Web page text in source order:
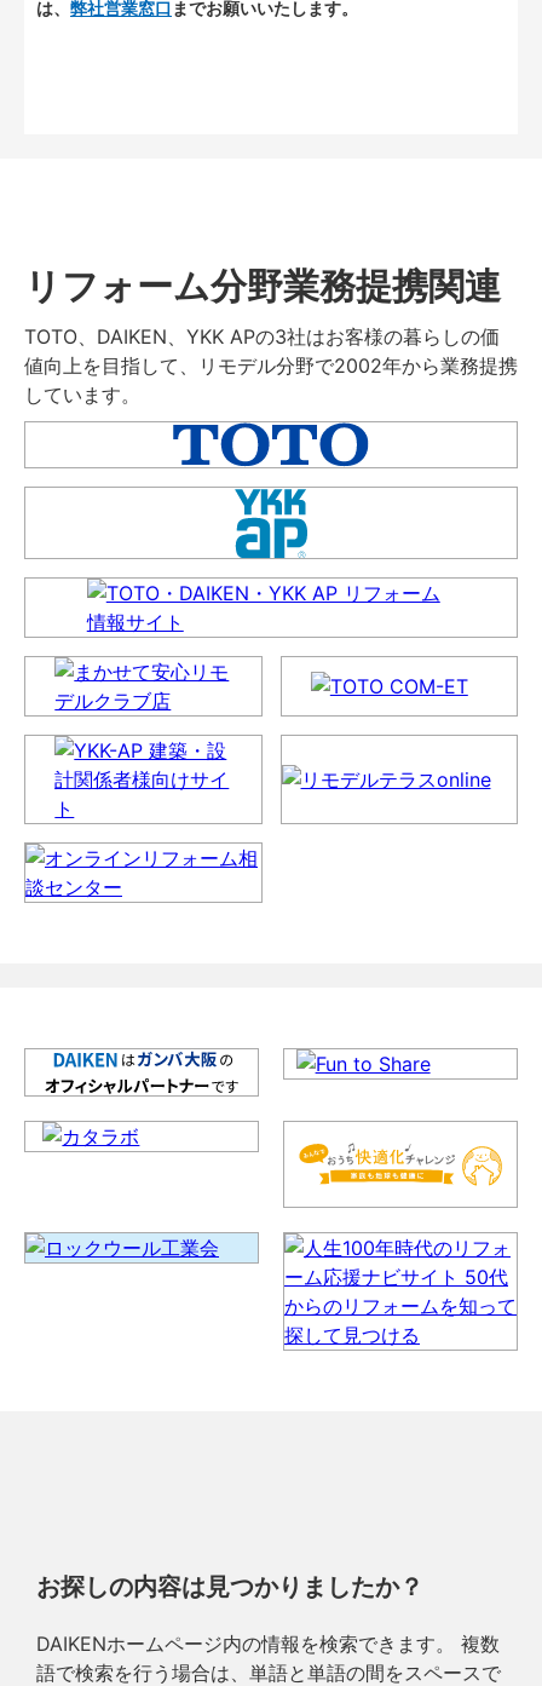
は、 弊社営業窓口 までお願いいたします。
リフォーム分野業務提携関連
TOTO、DAIKEN、YKK APの3社はお客様の暮らしの価
値向上を目指して、リモデル分野で2002年から業務提携
しています。
お探しの内容は見つかりましたか？
DAIKENホームページ内の情報を検索できます。 複数
語で検索を行う場合は、単語と単語の間をスペースで